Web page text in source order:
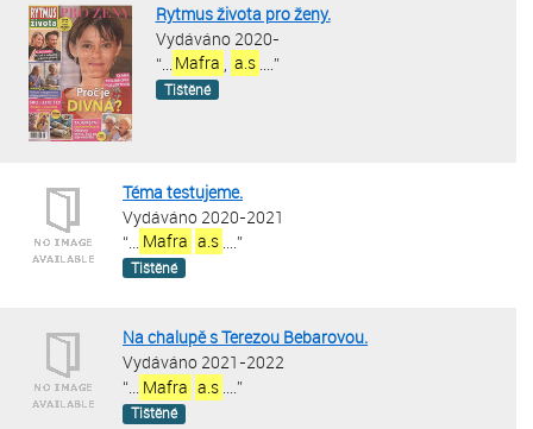
Rytmus života pro ženy.
Vydáváno 2020-
“... Mafra a.s ”
Tištěné
Téma testujeme.
Vydáváno 2020-2021
“... Mafra a.s ....”
Tištěné
Na chalupě s Terezou Bebarovou.
Vydáváno 2021-2022
“... Mafra a.s ....”
Tištěné